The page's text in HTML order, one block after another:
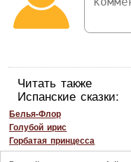
Читать также
Испанские сказки:
Белья-Флор
Голубой ирис
Горбатая принцесса
Горошинка